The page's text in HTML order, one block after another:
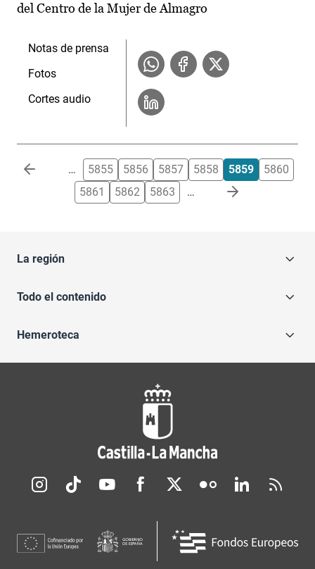
del Centro de la Mujer de Almagro
Notas de prensa
Fotos
Cortes audio
Paginación … 5855 5856 5857 5858 5859
5860
5861
5862 5863 …
La región
Todo el contenido
Hemeroteca
Redes sociales JCCM